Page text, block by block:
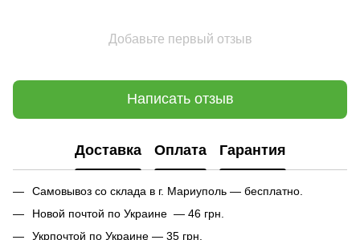
Добавьте первый отзыв
Написать отзыв
Доставка Оплата Гарантия
Самовывоз со склада в г. Мариуполь — бесплатно.
Новой почтой по Украине — 46 грн.
Укрпочтой по Украине — 35 грн.